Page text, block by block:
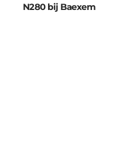
N280 bij Baexem